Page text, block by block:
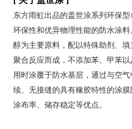
东方雨虹出品的盖世涂系列环保
环保性和优异物理性能的防水涂
醇为主要原料，配以特殊助剂、
聚合反应而成，不添加苯、甲苯
用时涂覆于防水基层，通过与空
续、无接缝的具有橡胶特性的涂
涂布率、储存稳定等优点。